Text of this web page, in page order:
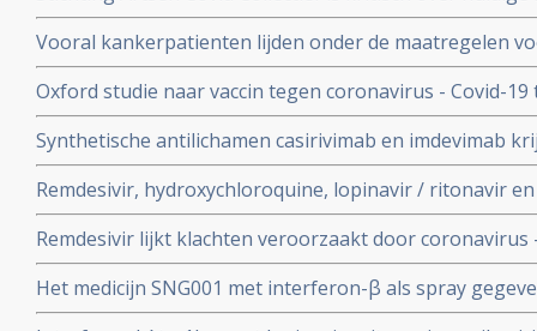
het coronavirus - Covid-19 en pleit voor veel meer
Vooral kankerpatienten lijden onder de maatregelen
omdat hun behandelingen en diagnoses te lang
Oxford studie naar vaccin tegen coronavirus - Covid-
immuunrespons bij ouderen (55+), de groep met het
Synthetische antilichamen casirivimab en imdevimab
authorization (EUA) voor gebruik bij patienten besmet
met milde klachten
Remdesivir, hydroxychloroquine, lopinavir / ritonavir
geen effect als behandeling van patienten
coronabesmetting.
Remdesivir lijkt klachten veroorzaakt door coronavirus
maar is weinig bewijs voor.
Het medicijn SNG001 met interferon-β als spray
bij patienten besmet met het coronavirus - Covid-19